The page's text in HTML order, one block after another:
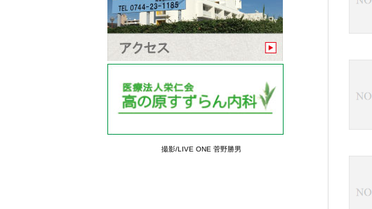
撮影/LIVE ONE 菅野勝男